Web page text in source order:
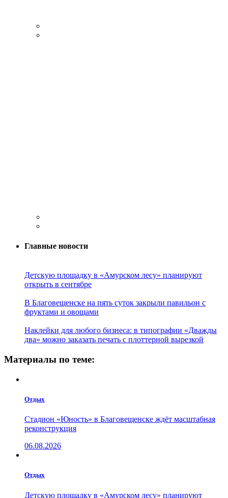
Главные новости
Детскую площадку в «Амурском лесу» планируют
открыть в сентябре
В Благовещенске на пять суток закрыли павильон с
фруктами и овощами
Наклейки для любого бизнеса: в типографии «Дважды
два» можно заказать печать с плоттерной вырезкой
Материалы по теме:
Отдых
Стадион «Юность» в Благовещенске ждёт масштабная
реконструкция
06.08.2026
Отдых
Детскую площадку в «Амурском лесу» планируют